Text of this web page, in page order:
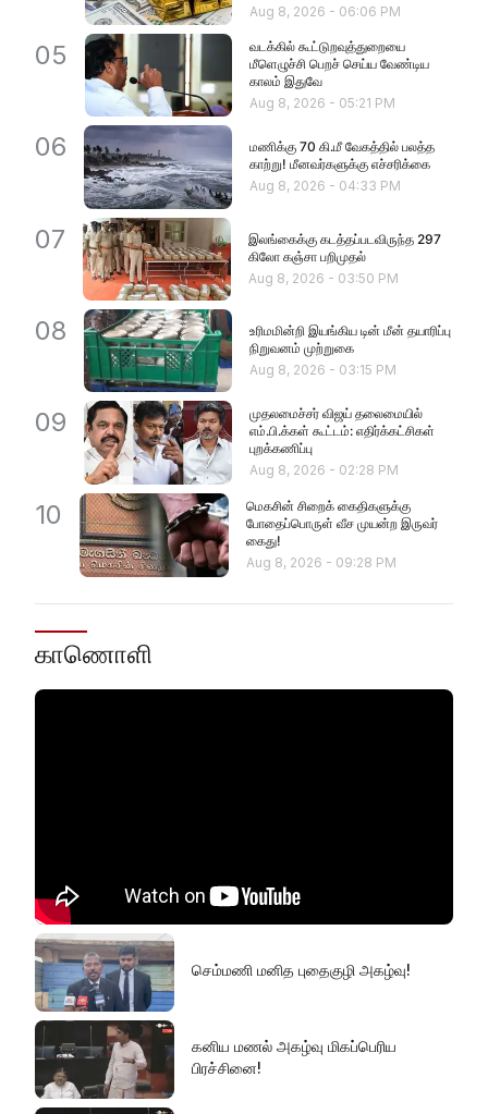
Aug 8, 2026 - 06:06 PM
05
வடக்கில் கூட்டுறவுத்துறையை
மீளெழுச்சி பெறச் செய்ய வேண்டிய
காலம் இதுவே
Aug 8, 2026 - 05:21 PM
06
மணிக்கு 70 கி.மீ வேகத்தில் பலத்த
காற்று! மீனவர்களுக்கு எச்சரிக்கை
Aug 8, 2026 - 04:33 PM
07
இலங்கைக்கு கடத்தப்படவிருந்த 297
கிலோ கஞ்சா பறிமுதல்
Aug 8, 2026 - 03:50 PM
08
உரிமமின்றி இயங்கிய டின் மீன் தயாரிப்பு
நிறுவனம் முற்றுகை
Aug 8, 2026 - 03:15 PM
09
முதலமைச்சர் விஜய் தலைமையில்
எம்.பி.க்கள் கூட்டம்: எதிர்க்கட்சிகள்
புறக்கணிப்பு
Aug 8, 2026 - 02:28 PM
10
மெகசின் சிறைக் கைதிகளுக்கு
போதைப்பொருள் வீச முயன்ற இருவர்
கைது!
Aug 8, 2026 - 09:28 PM
காணொளி
செம்மணி மனித புதைகுழி அகழ்வு!
கனிய மணல் அகழ்வு மிகப்பெரிய
பிரச்சினை!